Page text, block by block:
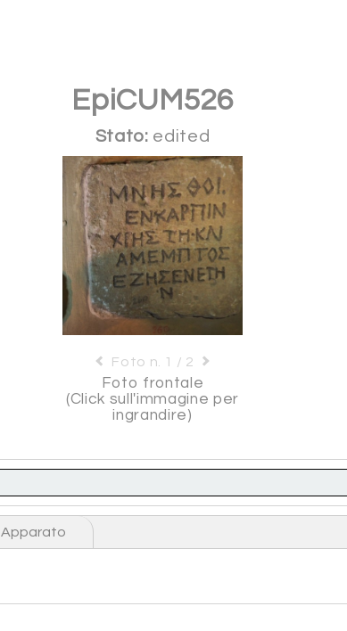
EpiCUM526
Stato: edited
Foto n. 1 / 2
Foto frontale
(Click sull'immagine per
ingrandire)
Apparato